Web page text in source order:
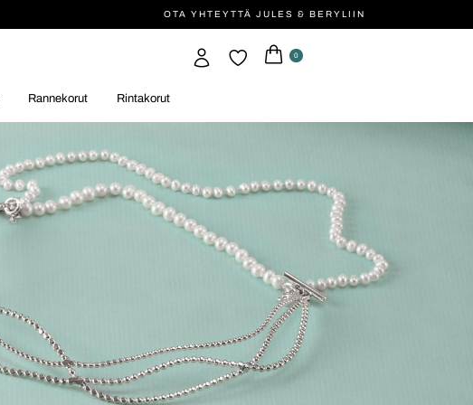
OTA YHTEYTTÄ JULES & BERYLIIN
0
Rannekorut Rintakorut